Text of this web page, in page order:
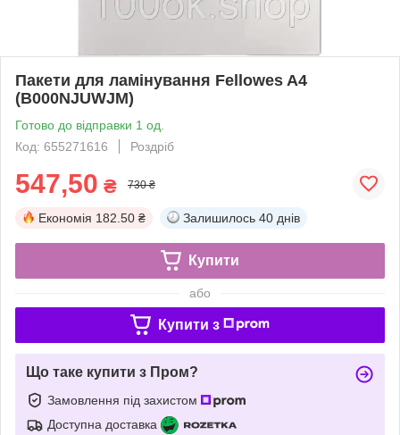
Пакети для ламінування Fellowes A4
(B000NJUWJM)
Готово до відправки 1 од.
Код: 655271616
Роздріб
547,50 ₴ 730 ₴
Економія 182.50 ₴ Залишилось 40 днів
Купити
або
Купити з
Що таке купити з Пром?
Замовлення під захистом
Доступна доставка